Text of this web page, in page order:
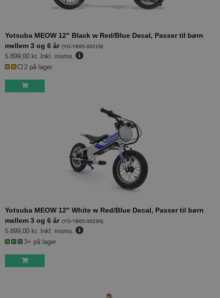
Yotsuba MEOW 12" Black w Red/Blue Decal, Passer til børn
mellem 3 og 6 år (YO-YB65-0021N)
5.899,00 kr.
Inkl. moms.
2 på lager
Yotsuba MEOW 12" White w Red/Blue Decal, Passer til børn
mellem 3 og 6 år (YO-YB65-0023N)
5.899,00 kr.
Inkl. moms.
3+ på lager